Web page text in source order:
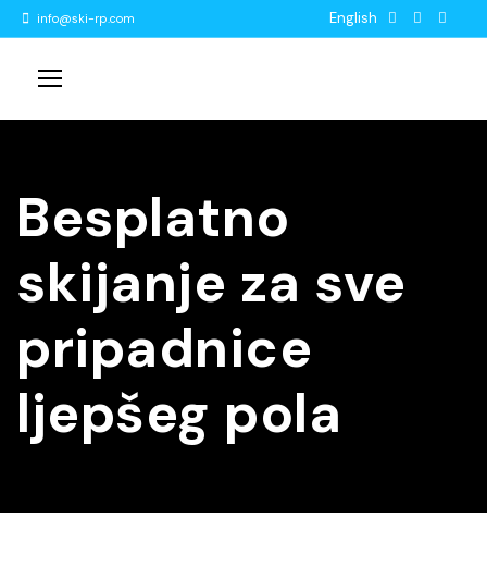
info@ski-rp.com English
Besplatno
skijanje za sve
pripadnice
ljepšeg pola